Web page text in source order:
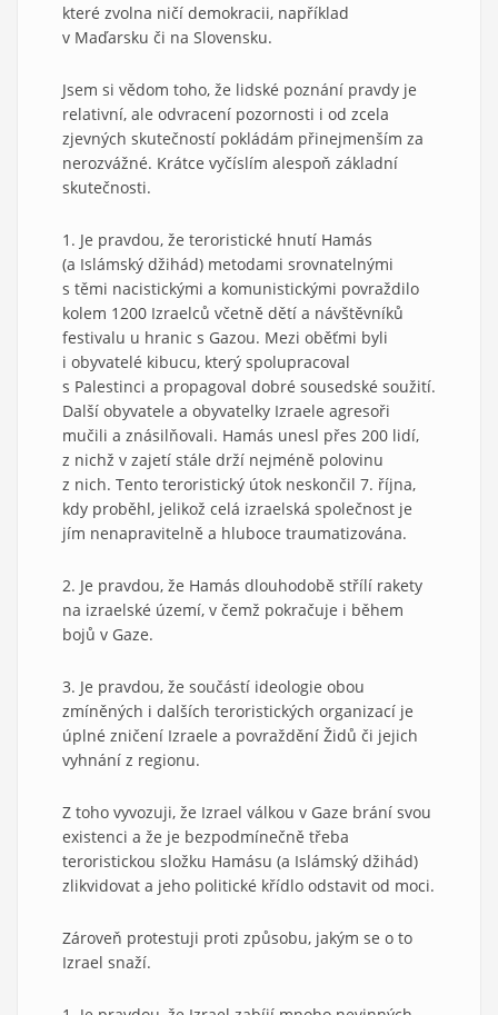
které zvolna ničí demokracii, například
v Maďarsku či na Slovensku.
Jsem si vědom toho, že lidské poznání pravdy je
relativní, ale odvracení pozornosti i od zcela
zjevných skutečností pokládám přinejmenším za
nerozvážné. Krátce vyčíslím alespoň základní
skutečnosti.
1. Je pravdou, že teroristické hnutí Hamás
(a Islámský džihád) metodami srovnatelnými
s těmi nacistickými a komunistickými povraždilo
kolem 1200 Izraelců včetně dětí a návštěvníků
festivalu u hranic s Gazou. Mezi oběťmi byli
i obyvatelé kibucu, který spolupracoval
s Palestinci a propagoval dobré sousedské soužití.
Další obyvatele a obyvatelky Izraele agresoři
mučili a znásilňovali. Hamás unesl přes 200 lidí,
z nichž v zajetí stále drží nejméně polovinu
z nich. Tento teroristický útok neskončil 7. října,
kdy proběhl, jelikož celá izraelská společnost je
jím nenapravitelně a hluboce traumatizována.
2. Je pravdou, že Hamás dlouhodobě střílí rakety
na izraelské území, v čemž pokračuje i během
bojů v Gaze.
3. Je pravdou, že součástí ideologie obou
zmíněných i dalších teroristických organizací je
úplné zničení Izraele a povraždění Židů či jejich
vyhnání z regionu.
Z toho vyvozuji, že Izrael válkou v Gaze brání svou
existenci a že je bezpodmínečně třeba
teroristickou složku Hamásu (a Islámský džihád)
zlikvidovat a jeho politické křídlo odstavit od moci.
Zároveň protestuji proti způsobu, jakým se o to
Izrael snaží.